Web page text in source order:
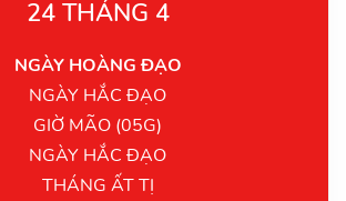
24 THÁNG 4
NGÀY HOÀNG ĐẠO
NGÀY HẮC ĐẠO
GIỜ MÃO (05G)
NGÀY HẮC ĐẠO
THÁNG ẤT TỊ